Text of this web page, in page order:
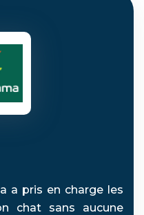
a pris en charge les
chat sans aucune